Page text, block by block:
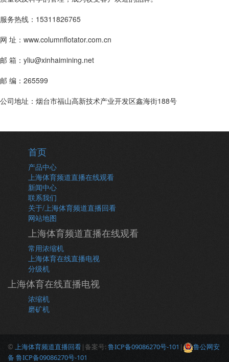
服务热线：15311826765
网 址：www.columnflotator.com.cn
邮 箱：yliu@xinhaimining.net
邮 编：265599
公司地址：烟台市福山高新技术产业开发区鑫海街188号
首页
产品中心
上海体育频道直播在线观看
新闻中心
联系我们
关于/上海体育频道直播回看
网站地图
上海体育频道直播在线观看
常用浓缩机
上海体育在线直播电视
分级机
上海体育在线直播电视
浓缩机
磨矿机
© 上海体育频道直播回看|备案号:鲁ICP备09086270号-101 |
鲁公网安
备 鲁ICP备09086270号-101